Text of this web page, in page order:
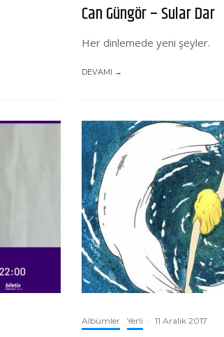
Can Güngör – Sular Dar
Her dinlemede yeni şeyler.
DEVAMI →
Albümler Yerli · 11 Aralık 2017